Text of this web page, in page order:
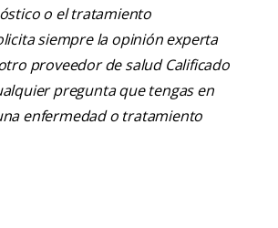
o el tratamiento
siempre la opinión experta
proveedor de salud Calificado
pregunta que tengas en
enfermedad o tratamiento